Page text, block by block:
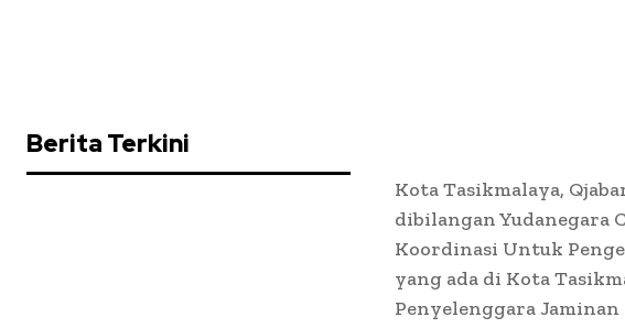
Berita Terkini
Kota Tasikmalaya,
dibilangan Yudanegara
Koordinasi Untuk
yang ada di Kota
Penyelenggara